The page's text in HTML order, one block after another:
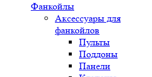
Фанкойлы
Аксессуары для
фанкойлов
Пульты
Поддоны
Панели